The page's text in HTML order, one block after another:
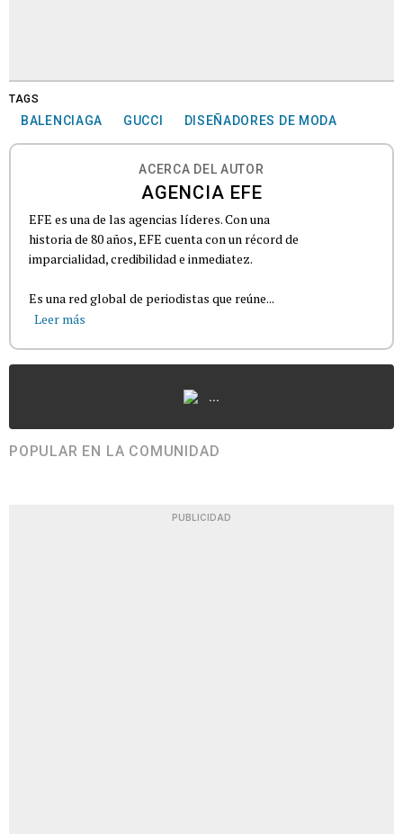
TAGS
BALENCIAGA GUCCI DISEÑADORES DE MODA
ACERCA DEL AUTOR
AGENCIA EFE
EFE es una de las agencias líderes. Con una
historia de 80 años, EFE cuenta con un récord de
imparcialidad, credibilidad e inmediatez.
Es una red global de periodistas que reúne...
Leer más
...
POPULAR EN LA COMUNIDAD
PUBLICIDAD